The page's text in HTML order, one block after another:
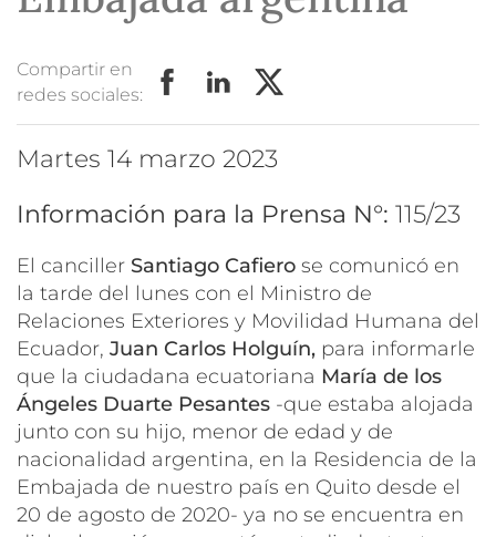
Compartir en
redes sociales:
martes 14 marzo 2023
Información para la Prensa N°: 115/23
El canciller Santiago Cafiero se comunicó en
la tarde del lunes con el Ministro de
Relaciones Exteriores y Movilidad Humana del
Ecuador, Juan Carlos Holguín, para informarle
que la ciudadana ecuatoriana María de los
Ángeles Duarte Pesantes -que estaba alojada
junto con su hijo, menor de edad y de
nacionalidad argentina, en la Residencia de la
Embajada de nuestro país en Quito desde el
20 de agosto de 2020- ya no se encuentra en